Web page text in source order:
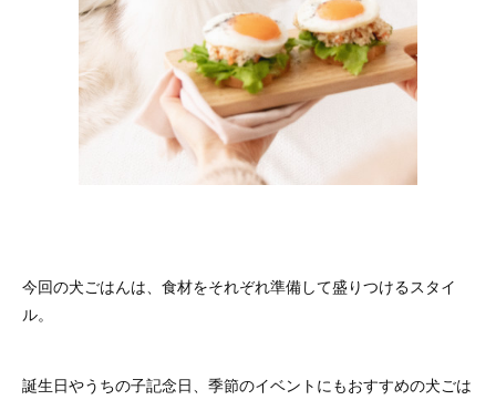
今回の犬ごはんは、食材をそれぞれ準備して盛りつけるスタイ
ル。
誕生日やうちの子記念日、季節のイベントにもおすすめの犬ごは